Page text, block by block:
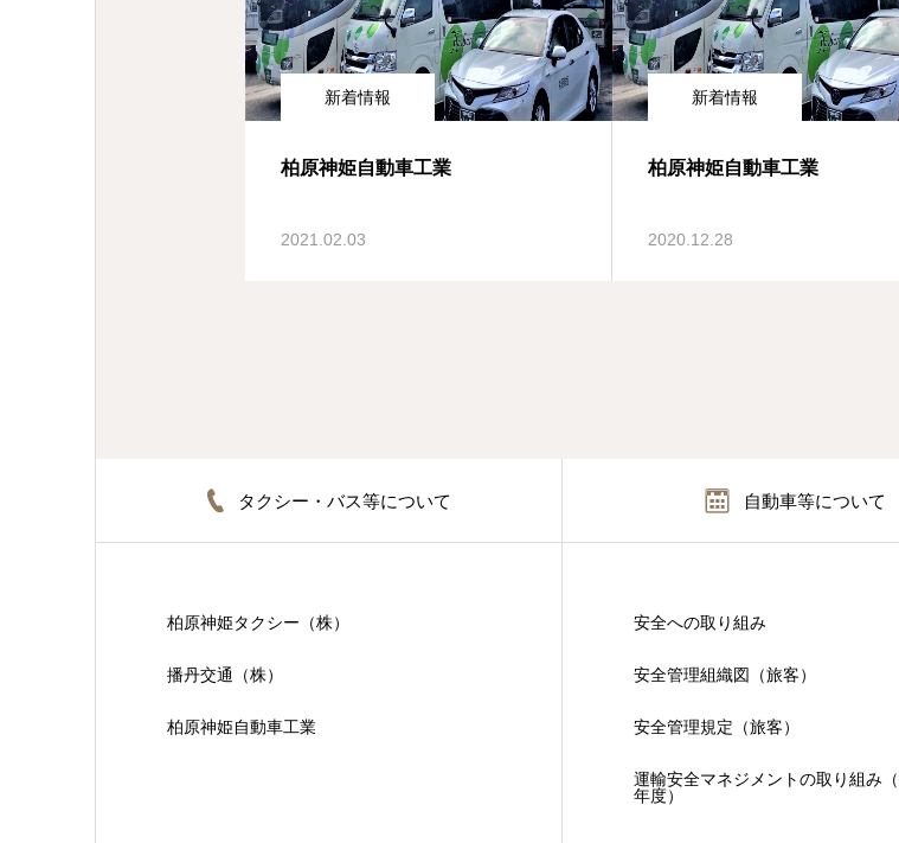
新着情報
柏原神姫自動車工業
2021.02.03
新着情報
柏原神姫自動車工業
2020.12.28
タクシー・バス等について 自動車等について
柏原神姫タクシー（株）
播丹交通（株）
柏原神姫自動車工業
安全への取り組み
安全管理組織図（旅客）
安全管理規定（旅客）
運輸安全マネジメントの取り組み
年度）